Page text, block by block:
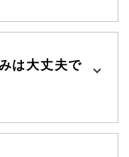
は大丈夫で